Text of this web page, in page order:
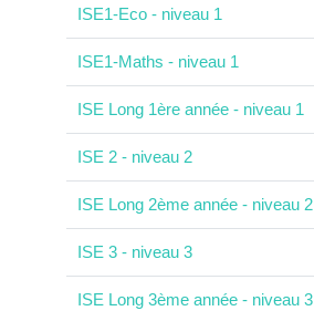
ISE1-Eco - niveau 1
ISE1-Maths - niveau 1
ISE Long 1ère année - niveau 1
ISE 2 - niveau 2
ISE Long 2ème année - niveau 2
ISE 3 - niveau 3
ISE Long 3ème année - niveau 3